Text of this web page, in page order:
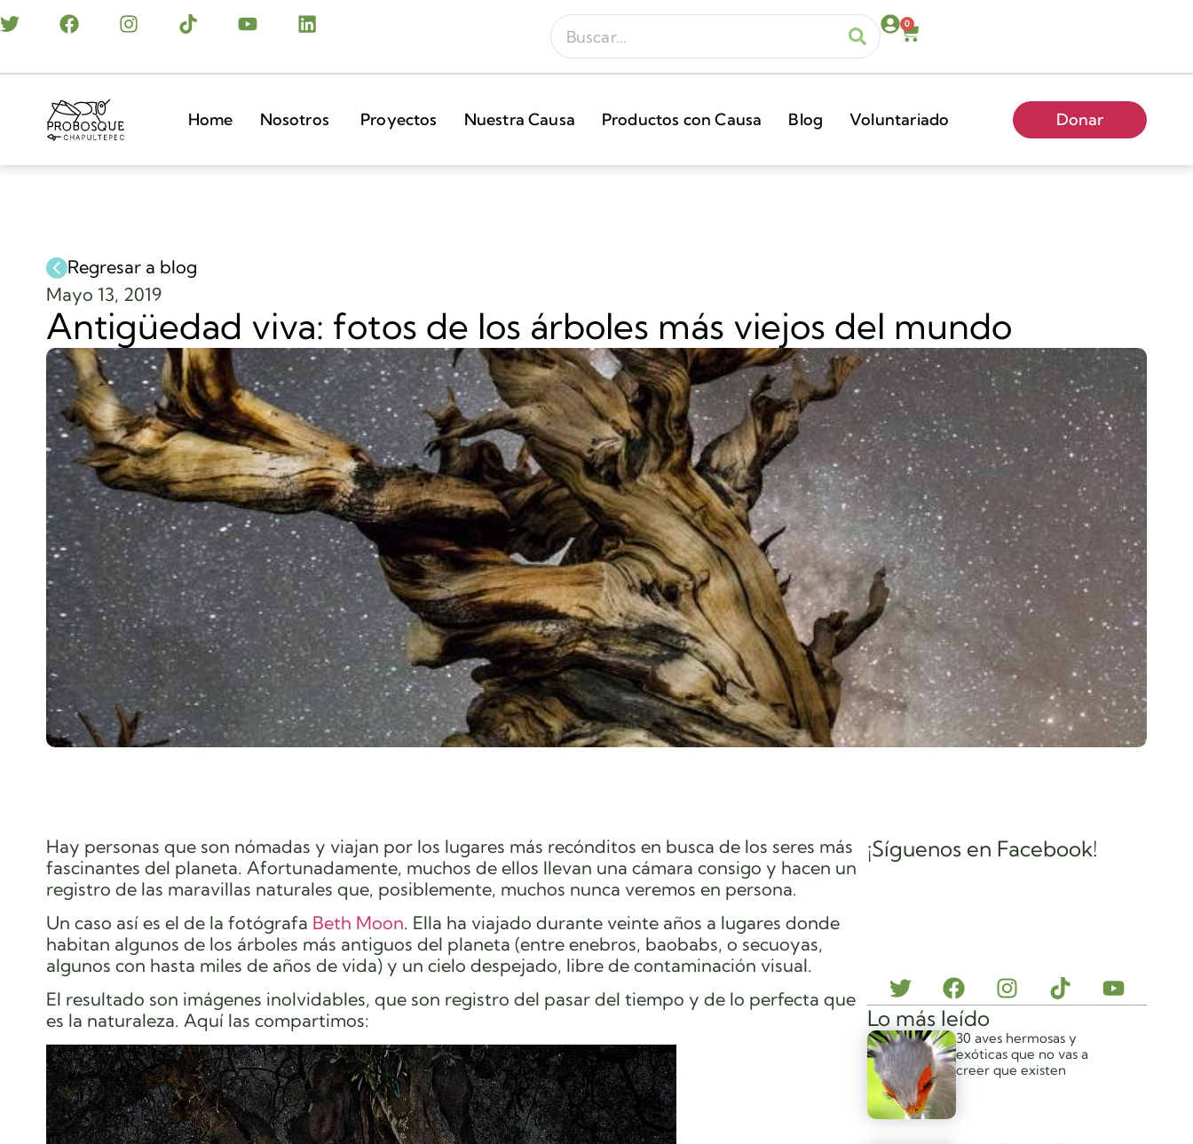
0
Home Nosotros Proyectos Nuestra Causa Productos con Causa Blog Voluntariado Donar
Regresar a blog
Mayo 13, 2019
Antigüedad viva: fotos de los árboles más viejos del mundo
Hay personas que son nómadas y viajan por los lugares más recónditos en busca de los seres más
fascinantes del planeta. Afortunadamente, muchos de ellos llevan una cámara consigo y hacen un
registro de las maravillas naturales que, posiblemente, muchos nunca veremos en persona.
Un caso así es el de la fotógrafa Beth Moon. Ella ha viajado durante veinte años a lugares donde
habitan algunos de los árboles más antiguos del planeta (entre enebros, baobabs, o secuoyas,
algunos con hasta miles de años de vida) y un cielo despejado, libre de contaminación visual.
El resultado son imágenes inolvidables, que son registro del pasar del tiempo y de lo perfecta que
es la naturaleza. Aquí las compartimos:
¡Síguenos en Facebook!
Lo más leído
30 aves hermosas y
exóticas que no vas a
creer que existen